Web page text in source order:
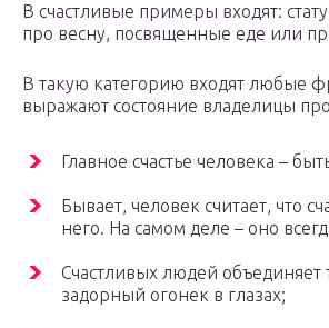
В счастливые примеры входят:
про весну, посвященные еде или
В такую категорию входят любые
выражают состояние владелицы
Главное счастье человека –
Бывает, человек считает, что
него. На самом деле – оно
Счастливых людей объединяет
задорный огонек в глазах;